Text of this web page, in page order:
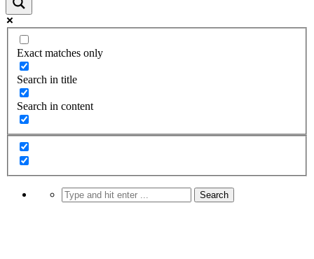
Exact matches only
Search in title
Search in content